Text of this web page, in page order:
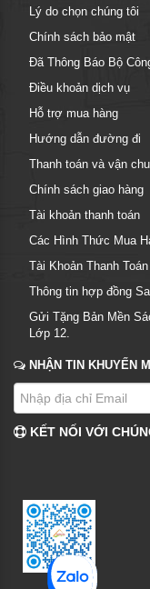
Lý do chọn chúng tôi
Chính sách bảo mật
Đã Thông Báo Bộ
Điều khoản dịch vụ
Hỗ trợ mua hàng
Hướng dẫn đường đi
Thanh toán và vận
Chính sách giao hàng
Tài khoản thanh toán
Các Hình Thức Mua
Tài Khoản Thanh
Thông tin hợp đồng
Gửi Tặng Bản Mền
Lớp 12.
NHẬN TIN KHUYẾN
KẾT NỐI VỚI